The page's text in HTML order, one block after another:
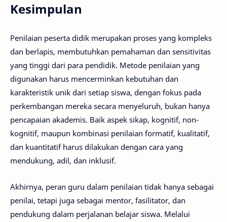
Kesimpulan
Penilaian peserta didik merupakan proses yang kompleks
dan berlapis, membutuhkan pemahaman dan sensitivitas
yang tinggi dari para pendidik. Metode penilaian yang
digunakan harus mencerminkan kebutuhan dan
karakteristik unik dari setiap siswa, dengan fokus pada
perkembangan mereka secara menyeluruh, bukan hanya
pencapaian akademis. Baik aspek sikap, kognitif, non-
kognitif, maupun kombinasi penilaian formatif, kualitatif,
dan kuantitatif harus dilakukan dengan cara yang
mendukung, adil, dan inklusif.
Akhirnya, peran guru dalam penilaian tidak hanya sebagai
penilai, tetapi juga sebagai mentor, fasilitator, dan
pendukung dalam perjalanan belajar siswa. Melalui